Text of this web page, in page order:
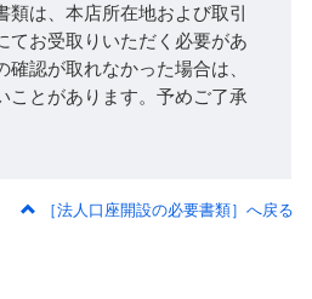
類は、本店所在地および取引
てお受取りいただく必要があ
確認が取れなかった場合は、
ことがあります。予めご了承
［法人口座開設の必要書類］へ戻る